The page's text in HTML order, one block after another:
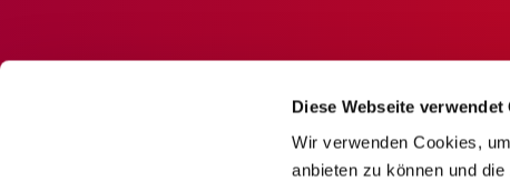
Diese Webseite verwendet
Wir verwenden Cookies,
anbieten zu können und